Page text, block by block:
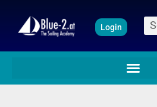
Inhalt
springen
Login